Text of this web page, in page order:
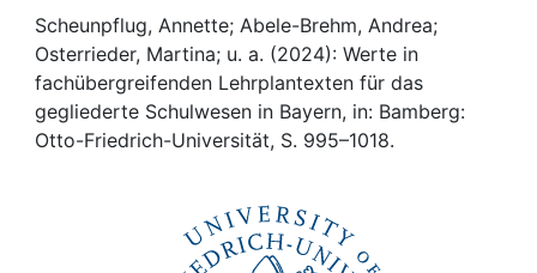
Awards
My FIS
Help
Scheunpflug, Annette; Abele-Brehm, Andrea;
Osterrieder, Martina; u. a. (2024): Werte in
fachübergreifenden Lehrplantexten für das
gegliederte Schulwesen in Bayern, in: Bamberg:
Otto-Friedrich-Universität, S. 995–1018.